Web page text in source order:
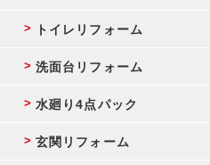
トイレリフォーム
洗面台リフォーム
水廻り4点パック
玄関リフォーム